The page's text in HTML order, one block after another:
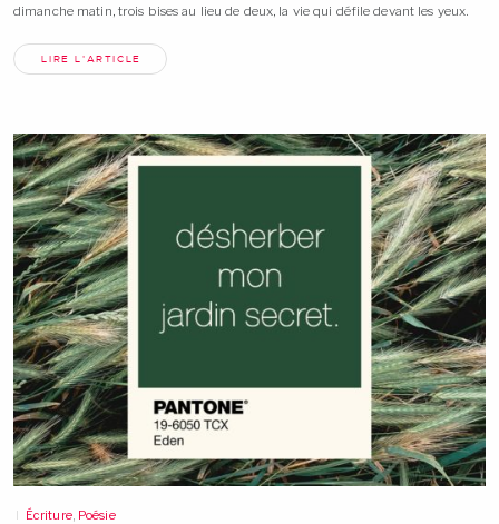
dimanche matin, trois bises au lieu de deux, la vie qui défile devant les yeux.
LIRE L'ARTICLE
Écriture, Poésie